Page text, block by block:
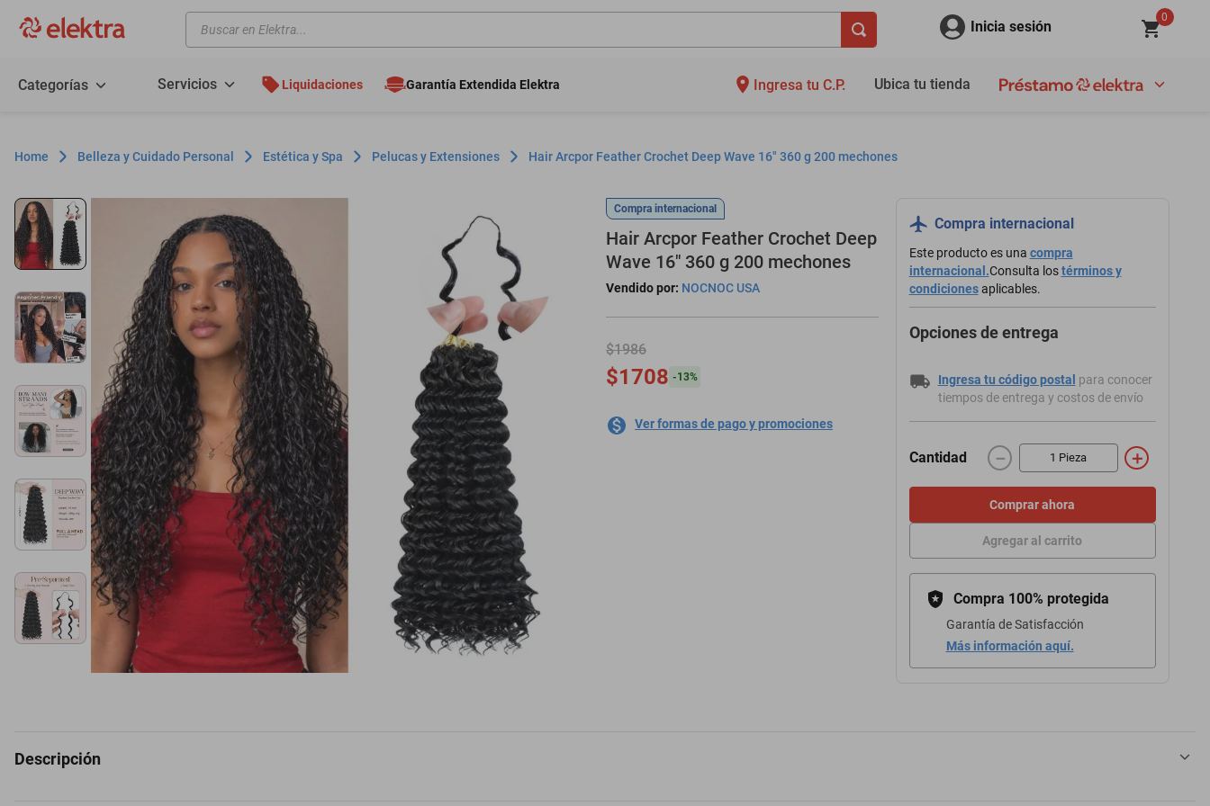
Buscar en Elektra... Inicia sesión
0
Categorías Servicios Liquidaciones Garantía Extendida Elektra Ingresa tu C.P. Ubica tu tienda
Belleza y Cuidado Personal Estética y Spa Pelucas y Extensiones Hair Arcpor Feather Crochet Deep Wave 16" 360 g 200 mechones
Compra internacional
Hair Arcpor Feather Crochet Deep
Wave 16" 360 g 200 mechones
Vendido por: NOCNOC USA
$1986
$1708 -13%
Ver formas de pago y promociones
Compra internacional
Este producto es una compra
internacional.Consulta los términos y
condiciones aplicables.
Opciones de entrega
Ingresa tu código postal para conocer
tiempos de entrega y costos de envío
Cantidad ＋
－
Comprar ahora
Agregar al carrito
Compra 100% protegida
Garantía de Satisfacción
Más información aquí.
Descripción
motos
lavadoras
colchones
salas
oppo
motoneta